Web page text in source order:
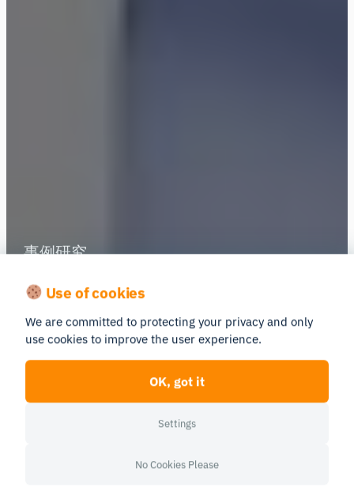
事例研究
アイトラッキングと表情
分析を用いた政治キャンペ
ーンの評価
コペンハーゲンを拠点とするPR会社
「Operate」は、選挙ポスターが21世
Use of cookies
We are committed to protecting your privacy and only
use cookies to improve the user experience.
OK, got it
Settings
No Cookies Please